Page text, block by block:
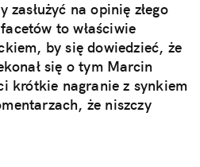
na opinię złego
to właściwie
by się dowiedzieć, że
się o tym Marcin
krótkie nagranie z synkiem
że niszczy